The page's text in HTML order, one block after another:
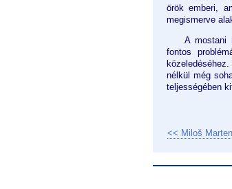
örök emberi,
megismerve
A mostani
fontos
nélkül még
teljességében
<< Miloš